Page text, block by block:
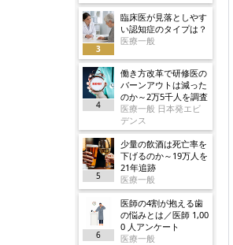
3
臨床医が見落としやす
い認知症のタイプは？
医療一般
4
働き方改革で研修医の
バーンアウトは減った
のか～2万5千人を調査
医療一般 日本発エビ
デンス
5
少量の飲酒は死亡率を
下げるのか～19万人を
21年追跡
医療一般
6
医師の4割が抱える歯
の悩みとは／医師 1,00
0 人アンケート
医療一般